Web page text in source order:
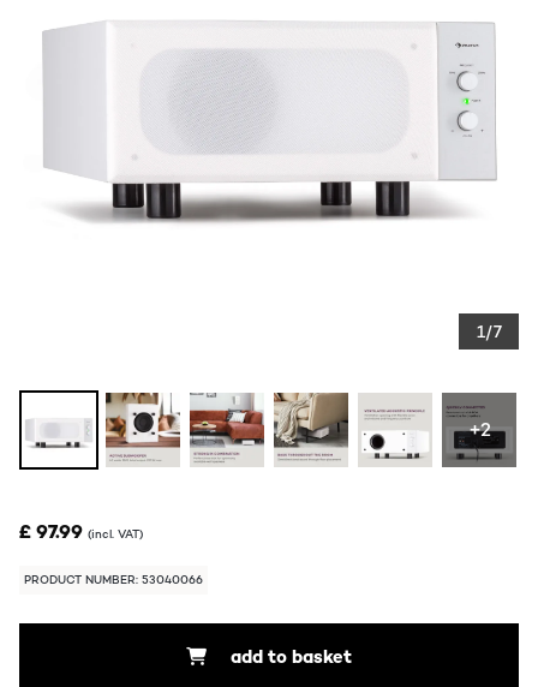
1/7
+2
£ 97.99 (incl. VAT)
PRODUCT NUMBER: 53040066
add to basket